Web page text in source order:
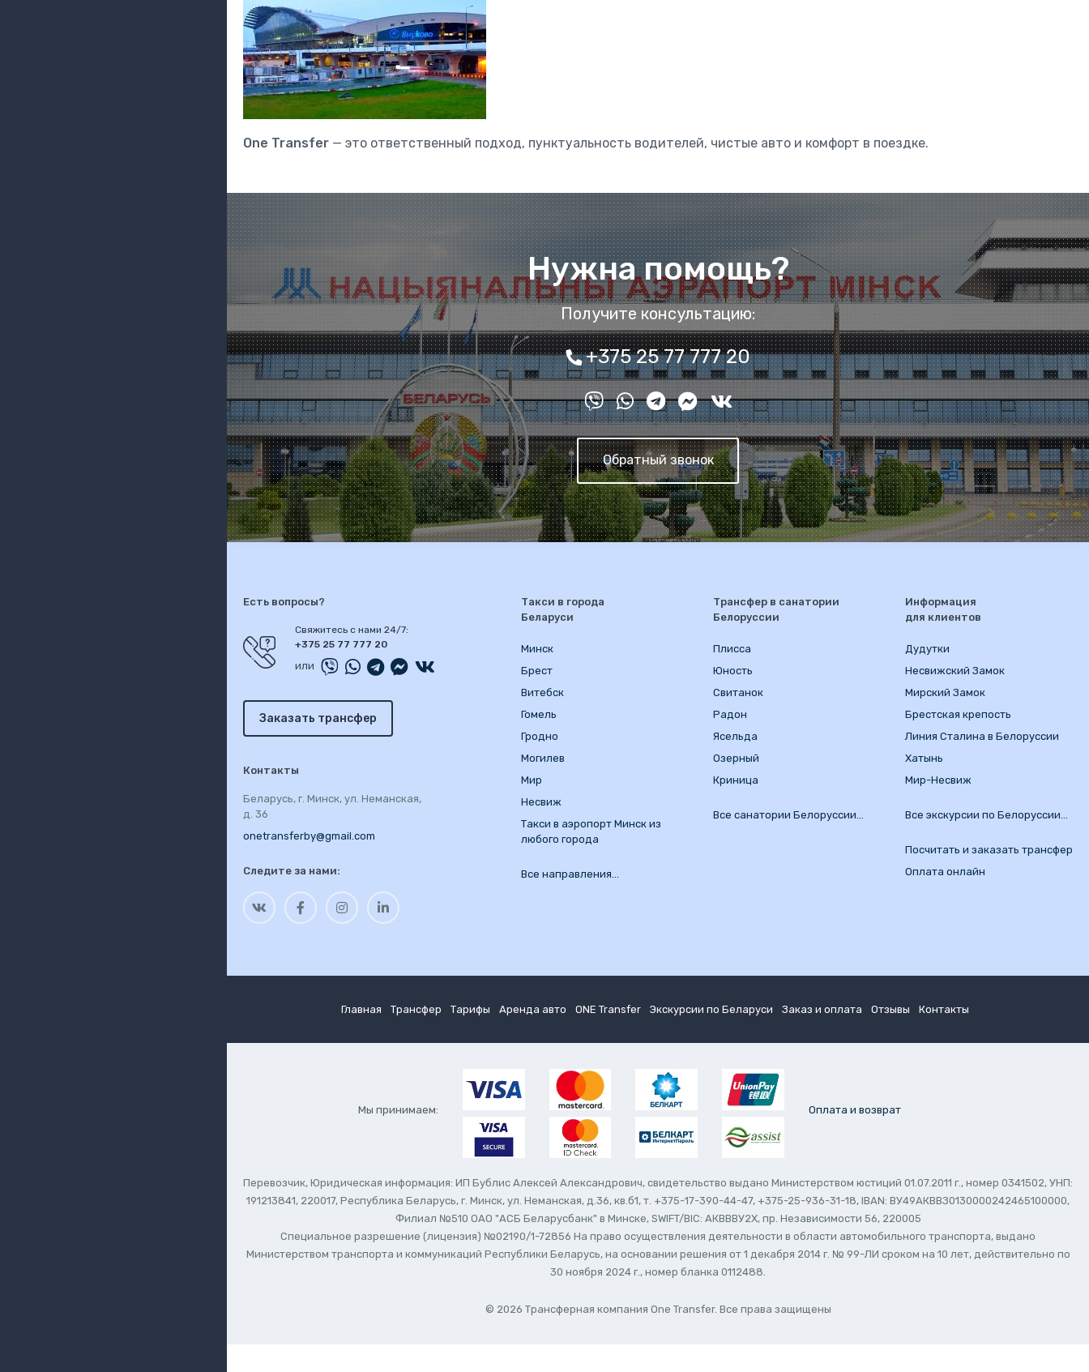
One Transfer — это ответственный подход, пунктуальность водителей, чистые авто и комфорт в поездке.
Нужна помощь?
Получите консультацию:
+375 25 77 777 20
Обратный звонок
Есть вопросы?
Свяжитесь с нами 24/7:
+375 25 77 777 20
или
Заказать трансфер
Контакты
Беларусь, г. Минск, ул. Неманская,
д. 36
onetransferby@gmail.com
Следите за нами:
Такси в города
Беларуси
Минск
Брест
Витебск
Гомель
Гродно
Могилев
Мир
Несвиж
Такси в аэропорт Минск из
любого города
Все направления…
Трансфер в санатории
Белоруссии
Плисса
Юность
Свитанок
Радон
Ясельда
Озерный
Криница
Все санатории Белоруссии…
Информация
для клиентов
Дудутки
Несвижский Замок
Мирский Замок
Брестская крепость
Линия Сталина в Белоруссии
Хатынь
Мир-Несвиж
Все экскурсии по Белоруссии…
Посчитать и заказать трансфер
Оплата онлайн
Главная Трансфер Тарифы Аренда авто ONE Transfer Экскурсии по Беларуси Заказ и оплата Отзывы Контакты
Мы принимаем: Оплата и возврат
Перевозчик, Юридическая информация: ИП Бублис Алексей Александрович, свидетельство выдано Министерством юстиций 01.07.2011 г., номер 0341502, УНП:
191213841, 220017, Республика Беларусь, г. Минск, ул. Неманская, д.36, кв.б1, т. +375-17-390-44-47, +375-25-936-31-18, IBAN: ВУ49АКВВЗ0130000242465100000,
Филиал №510 ОАО "АСБ Беларусбанк" в Минске, SWIFT/BIC: АКВВВУ2Х, пр. Независимости 56, 220005
Специальное разрешение (лицензия) №02190/1-72856 На право осуществления деятельности в области автомобильного транспорта, выдано
Министерством транспорта и коммуникаций Республики Беларусь, на основании решения от 1 декабря 2014 г. № 99-ЛИ сроком на 10 лет, действительно по
30 ноября 2024 г., номер бланка 0112488.
© 2026 Трансферная компания One Transfer. Все права защищены